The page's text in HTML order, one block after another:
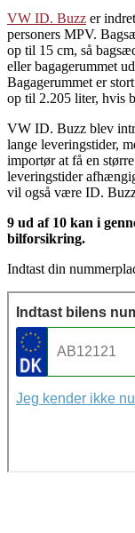
VW ID. Buzz er
personers MPV.
op til 15 cm, så
eller bagagerummet
Bagagerummet er
op til 2.205 liter, hvis
VW ID. Buzz blev
lange leveringstider,
importør at få en
leveringstider
vil også være ID.
9 ud af 10 kan i
bilforsikring.
Indtast din